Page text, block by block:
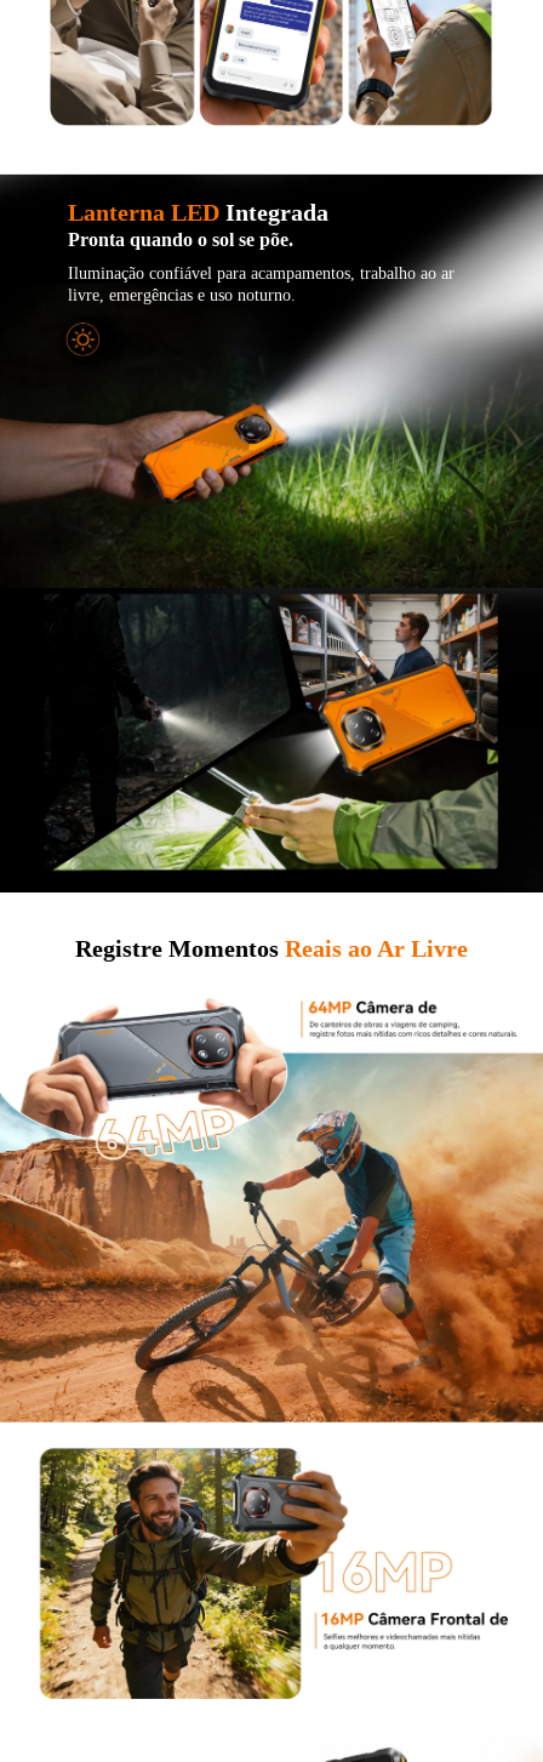
Lanterna LED Integrada
Pronta quando o sol se põe.
Iluminação confiável para acampamentos, trabalho ao ar
livre, emergências e uso noturno.
Registre Momentos Reais ao Ar Livre